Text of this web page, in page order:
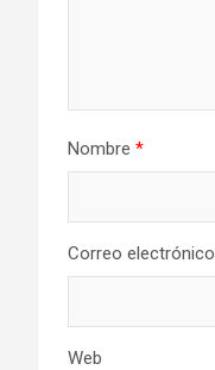
Nombre *
Correo electrónico
Web